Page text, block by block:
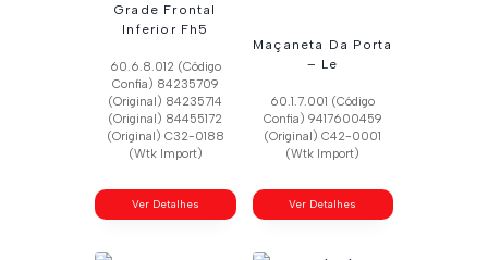
Grade Frontal
Inferior Fh5
60.6.8.012 (Código
Confia) 84235709
(Original) 84235714
(Original) 84455172
(Original) C32-0188
(Wtk Import)
Ver Detalhes
Maçaneta Da Porta
– Le
60.1.7.001 (Código
Confia) 9417600459
(Original) C42-0001
(Wtk Import)
Ver Detalhes